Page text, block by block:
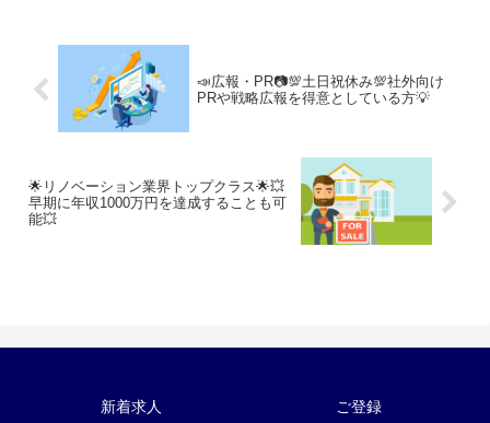
📣広報・PR📷💯土日祝休み💯社外向け
PRや戦略広報を得意としている方💡
🌟リノベーション業界トップクラス🌟💥
早期に年収1000万円を達成することも可
能💥
新着求人 ご登録